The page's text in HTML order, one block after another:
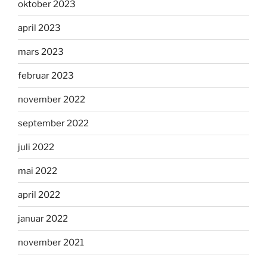
oktober 2023
april 2023
mars 2023
februar 2023
november 2022
september 2022
juli 2022
mai 2022
april 2022
januar 2022
november 2021